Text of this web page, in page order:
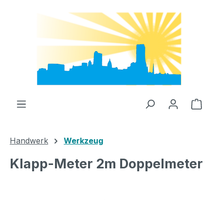
Zum Hauptinhalt springen
Handwerk Werkzeug
Klapp-Meter 2m Doppelmeter